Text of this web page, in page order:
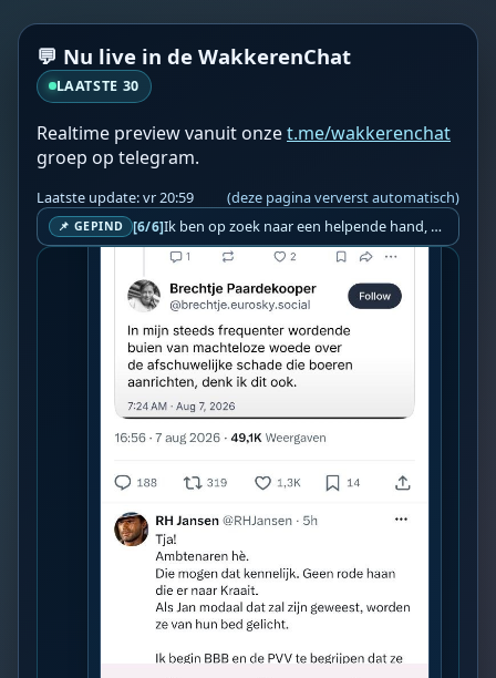
💬 Nu live in de WakkerenChat
LAATSTE 30
Realtime preview vanuit onzet.me/wakkerenchat
groep op telegram.
Laatste update: vr 20:59 (deze pagina ververst automatisch)
📌 GEPIND [6/6] Ik ben op zoek naar een helpende hand, een menselijk oog, een admin die helpt met controleren of de chat wel correct word gemodereerd word door NoMoSpam. 98% gaat automatisch goed, toch ik dit nooit helemaal loslaten en moet er altijd een mens mee blijven opletten bij elke beslissing die gemaakt word. Waar bestaan de werkzaamheden uit? Mee kijken in admin log kanaal naar alle drugs/porno/scams die voorbij komen en in het geval van een randgevalletje, ingrijpen en b.v. een verwijderd maar wel toegestaan bericht terug plaatsen met een druk op de knop. tsja zo banaal en simpel is het gesteld.. Word je hier blij van? Nee. Strookt het je ego? Nee. Word je er beter van? Nee. Kost het veel tijd? Totaal niet, consistentie en regelmaat is belangrijker dan 'er even voor kunnen gaan zitten'.. het werk is in een paar seconden gepiept.. je checkt puur of AI de juiste beslissing heeft gemaakt.. …